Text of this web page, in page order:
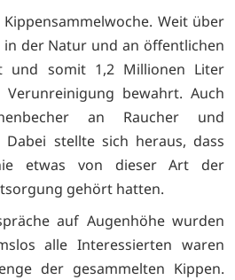
Weit über
in der Natur und an öffentlichen
und somit 1,2 Millionen Liter
bewahrt. Auch
an Raucher und
Dabei stellte sich heraus, dass
etwas von dieser Art der
gehört hatten.
auf Augenhöhe wurden
alle Interessierten waren
der gesammelten Kippen.